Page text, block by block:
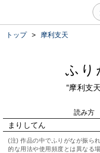
トップ > 摩利支天
ふり
“摩利支
読み方
まりしてん
(注) 作品の中でふりがなが振ら
的な用法や使用頻度とは異なる